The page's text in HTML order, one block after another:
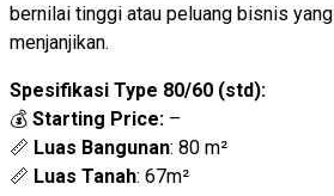
bernilai tinggi atau peluang bisnis yang
menjanjikan.
Spesifikasi Type 80/60 (std):
💰 Starting Price: –
📏 Luas Bangunan: 80 m²
📏 Luas Tanah: 67m²